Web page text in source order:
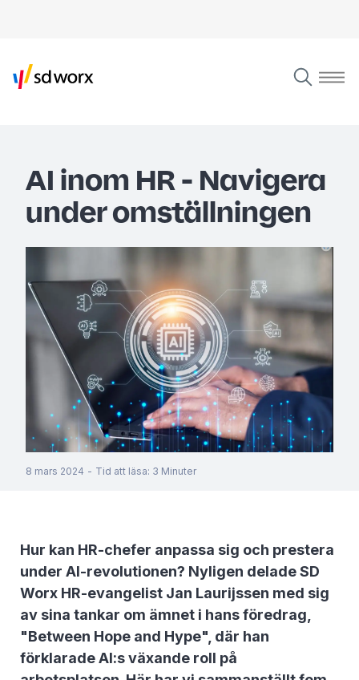
AI inom HR - Navigera
under omställningen
8 mars 2024 - Tid att läsa: 3 Minuter
Hur kan HR-chefer anpassa sig och prestera
under AI-revolutionen? Nyligen delade SD
Worx HR-evangelist Jan Laurijssen med sig
av sina tankar om ämnet i hans föredrag,
"Between Hope and Hype", där han
förklarade AI:s växande roll på